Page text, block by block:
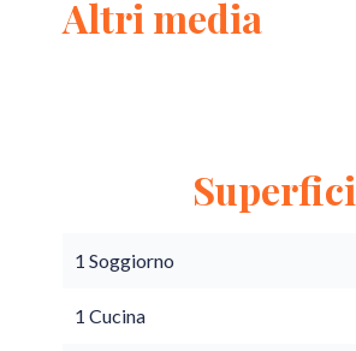
Altri media
Superfici
1 Soggiorno
1 Cucina